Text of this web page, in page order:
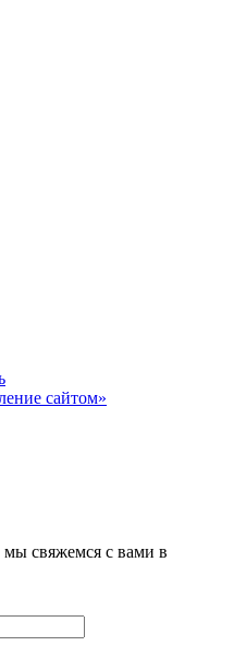
сайтом»
мы свяжемся с вами в